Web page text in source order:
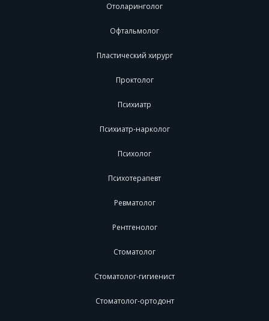
Отоларинголог
Офтальмолог
Пластический хирург
Проктолог
Психиатр
Психиатр-нарколог
Психолог
Психотерапевт
Ревматолог
Рентгенолог
Стоматолог
Стоматолог-гигиенист
Стоматолог-ортодонт